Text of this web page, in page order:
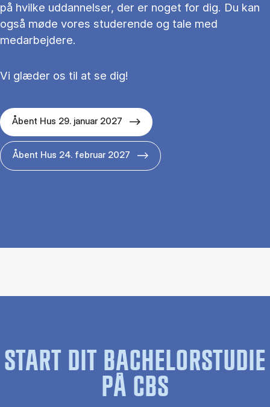
på hvilke uddannelser, der er noget for dig. Du kan
også møde vores studerende og tale med
medarbejdere.
Vi glæder os til at se dig!
Åbent Hus 29. januar 2027
Åbent Hus 24. februar 2027
START DIT BACHELORSTUDIE
PÅ CBS